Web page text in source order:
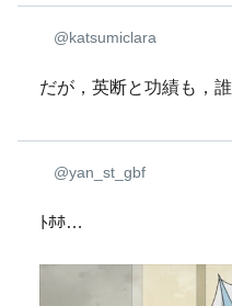
@katsumiclara
だが，英断と功績も，
@yan_st_gbf
ﾄﾎﾎ…